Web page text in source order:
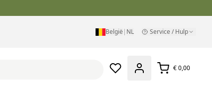
België | NL Service / Hulp
€ 0,00